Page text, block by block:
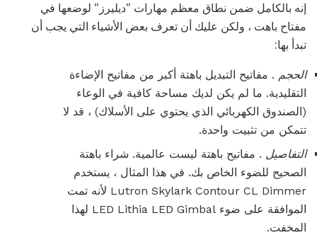
إنه بالكامل ضمن نطاق معظم مهارات "ديليرز" لوضعها في
مفتاح باهت ، ولكن عليك أن تعرف بعض الأشياء التي يجب أن
تبدأ بها:
الحجم . مفاتيح التبديل باهتة أكبر من مفاتيح الإضاءة
التقليدية. ما لم يكن لديك مساحة كافية في الوعاء
(الصندوق الكهربائي الذي يحتوي على الأسلاك) ، قد لا
تتمكن من تثبيت واحدة.
التفاصيل . مفاتيح باهتة ليست عالمية. شراء باهتة
الصحيح للضوء الخاص بك. في هذا المثال ، يستخدم
Lutron Skylark Contour CL Dimmer لأنه تمت
الموافقة على ضوء LED Lithia LED Gimbal لهذا
المخفت.